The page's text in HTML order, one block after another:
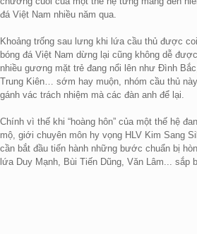
đá Việt Nam nhiều năm qua.
Khoảng trống sau lưng khi lứa cầu thủ được
bóng đá Việt Nam dừng lại cũng không dễ
nhiều gương mặt trẻ đang nổi lên như Đình
Trung Kiên… sớm hay muộn, nhóm cầu thủ
gánh vác trách nhiệm mà các đàn anh để lại.
Chính vì thế khi “hoàng hôn” của một thế hệ
mộ, giới chuyên môn hy vọng HLV Kim Sang
cần bắt đầu tiến hành những bước chuẩn bị
lứa Duy Mạnh, Bùi Tiến Dũng, Văn Lâm... sắp